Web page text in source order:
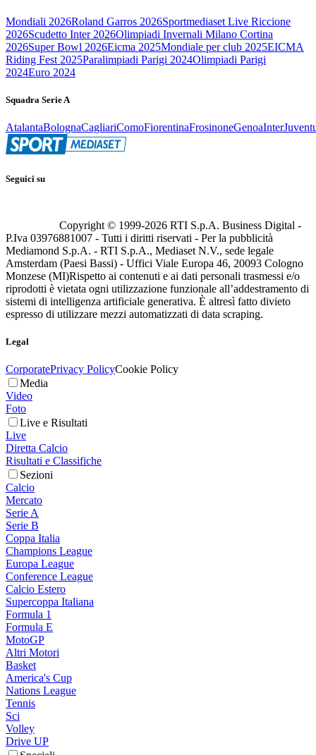
Mondiali 2026Roland Garros 2026Sportmediaset Live Riccione
2026Scudetto Inter 2026Olimpiadi Invernali Milano Cortina
2026Super Bowl 2026Eicma 2025Mondiale per club 2025EICMA
Riding Fest 2025Paralimpiadi Parigi 2024Olimpiadi Parigi
2024Euro 2024
Squadra Serie A
AtalantaBolognaCagliariComoFiorentinaFrosinoneGenoaInter
Seguici su
Copyright © 1999-2026 RTI S.p.A. Business Digital -
P.Iva 03976881007 - Tutti i diritti riservati - Per la pubblicità
Mediamond S.p.A. - RTI S.p.A., Mediaset N.V., sede legale
Amsterdam (Paesi Bassi) - Uffici Viale Europa 46, 20093 Cologno
Monzese (MI)Rispetto ai contenuti e ai dati personali trasmessi e/o
riprodotti è vietata ogni utilizzazione funzionale all’addestramento di
sistemi di intelligenza artificiale generativa. È altresì fatto divieto
espresso di utilizzare mezzi automatizzati di data scraping.
Legal
CorporatePrivacy PolicyCookie Policy
Media
Video
Foto
Live e Risultati
Live
Diretta Calcio
Risultati e Classifiche
Sezioni
Calcio
Mercato
Serie A
Serie B
Coppa Italia
Champions League
Europa League
Conference League
Calcio Estero
Supercoppa Italiana
Formula 1
Formula E
MotoGP
Altri Motori
Basket
America's Cup
Nations League
Tennis
Sci
Volley
Drive UP